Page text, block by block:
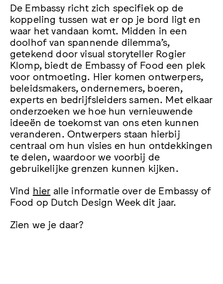
De Embassy richt zich specifiek op de
koppeling tussen wat er op je bord ligt en
waar het vandaan komt. Midden in een
doolhof van spannende dilemma’s,
getekend door visual storyteller Rogier
Klomp, biedt de Embassy of Food een plek
voor ontmoeting. Hier komen ontwerpers,
beleidsmakers, ondernemers, boeren,
experts en bedrijfsleiders samen. Met elkaar
onderzoeken we hoe hun vernieuwende
ideeën de toekomst van ons eten kunnen
veranderen. Ontwerpers staan hierbij
centraal om hun visies en hun ontdekkingen
te delen, waardoor we voorbij de
gebruikelijke grenzen kunnen kijken.
Vind hier alle informatie over de Embassy of
Food op Dutch Design Week dit jaar.
Zien we je daar?